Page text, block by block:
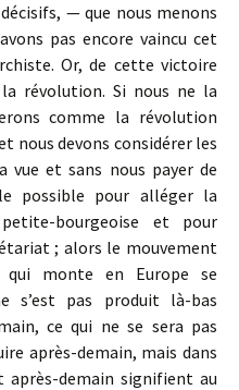
— que nous menons
pas encore vaincu cet
Or, de cette victoire
révolution. Si nous ne la
comme la révolution
nous devons considérer les
vue et sans nous payer de
possible pour alléger la
bourgeoise et pour
; alors le mouvement
qui monte en Europe se
s’est pas produit là-bas
ce qui ne se sera pas
après-demain, mais dans
après-demain signifient au